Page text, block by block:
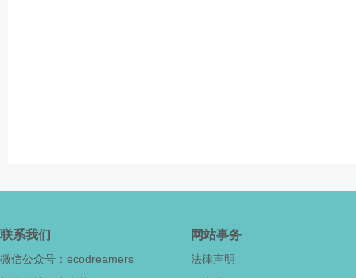
联系我们
微信公众号：ecodreamers
网站事务
法律声明